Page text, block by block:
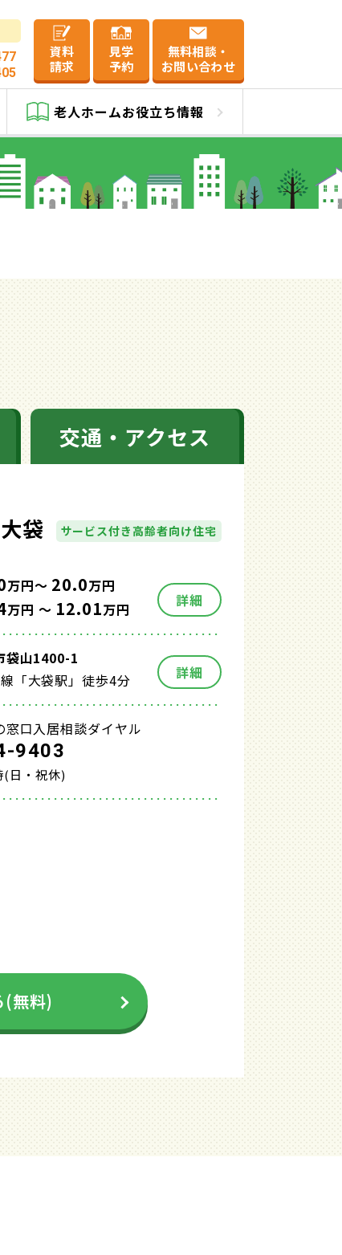
資料
請求
見学
予約
無料相談・
お問い合わせ
老人ホームお役立ち情報
交通・アクセス
袋 サービス付き高齢者向け住宅
万円～ 20.0万円
万円 ～ 12.01万円 詳細
袋山1400-1
「大袋駅」徒歩4分
詳細
窓口入居相談ダイヤル
9403
日・祝休)
(無料)